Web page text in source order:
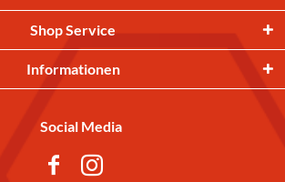
Shop Service
Informationen
Social Media